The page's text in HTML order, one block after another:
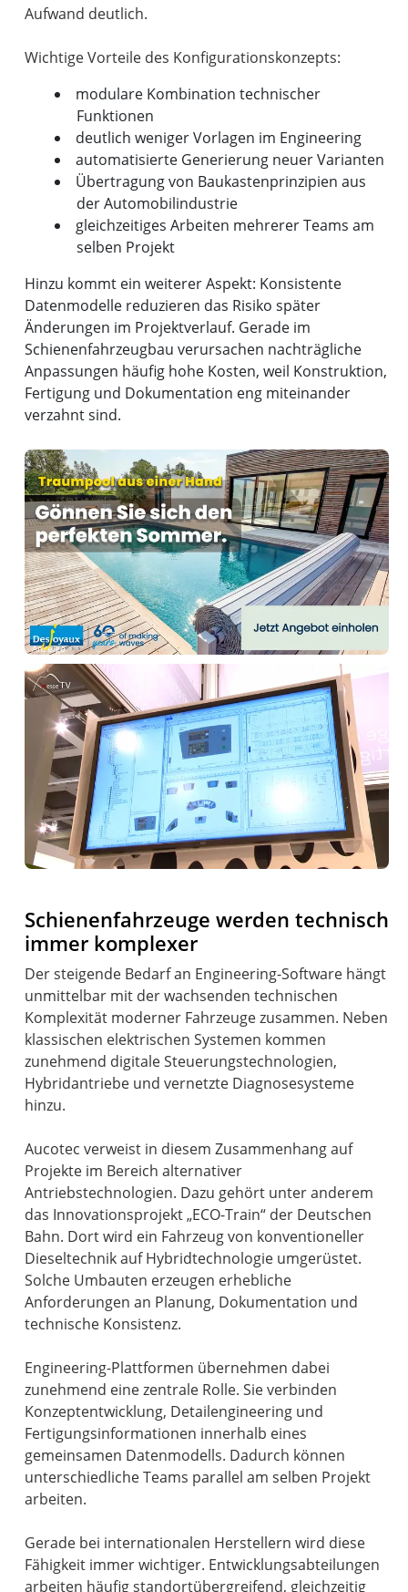
Aufwand deutlich.
modulare Kombination technischer
Funktionen
deutlich weniger Vorlagen im Engineering
automatisierte Generierung neuer Varianten
Übertragung von Baukastenprinzipien aus
der Automobilindustrie
gleichzeitiges Arbeiten mehrerer Teams am
selben Projekt
Hinzu kommt ein weiterer Aspekt: Konsistente
Datenmodelle reduzieren das Risiko später
Änderungen im Projektverlauf. Gerade im
Schienenfahrzeugbau verursachen nachträgliche
Anpassungen häufig hohe Kosten, weil Konstruktion,
Fertigung und Dokumentation eng miteinander
verzahnt sind.
Anzeige
Schienenfahrzeuge werden technisch
immer komplexer
Der steigende Bedarf an Engineering-Software hängt
unmittelbar mit der wachsenden technischen
Komplexität moderner Fahrzeuge zusammen. Neben
klassischen elektrischen Systemen kommen
zunehmend digitale Steuerungstechnologien,
Hybridantriebe und vernetzte Diagnosesysteme
hinzu.
Aucotec verweist in diesem Zusammenhang auf
Projekte im Bereich alternativer
Antriebstechnologien. Dazu gehört unter anderem
das Innovationsprojekt „ECO-Train“ der Deutschen
Bahn. Dort wird ein Fahrzeug von konventioneller
Dieseltechnik auf Hybridtechnologie umgerüstet.
Solche Umbauten erzeugen erhebliche
Anforderungen an Planung, Dokumentation und
technische Konsistenz.
Engineering-Plattformen übernehmen dabei
zunehmend eine zentrale Rolle. Sie verbinden
Konzeptentwicklung, Detailengineering und
Fertigungsinformationen innerhalb eines
gemeinsamen Datenmodells. Dadurch können
unterschiedliche Teams parallel am selben Projekt
arbeiten.
Gerade bei internationalen Herstellern wird diese
Fähigkeit immer wichtiger. Entwicklungsabteilungen
arbeiten häufig standortübergreifend, gleichzeitig